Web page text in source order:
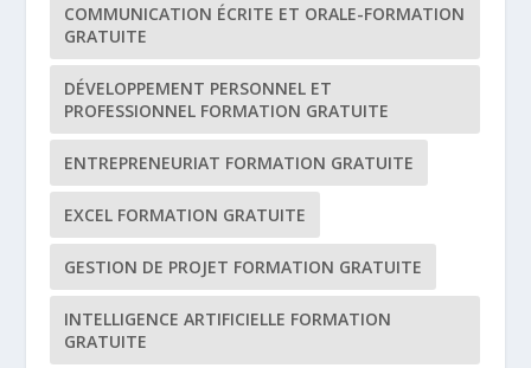
COMMUNICATION ÉCRITE ET ORALE-FORMATION
GRATUITE
DÉVELOPPEMENT PERSONNEL ET
PROFESSIONNEL FORMATION GRATUITE
ENTREPRENEURIAT FORMATION GRATUITE
EXCEL FORMATION GRATUITE
GESTION DE PROJET FORMATION GRATUITE
INTELLIGENCE ARTIFICIELLE FORMATION
GRATUITE